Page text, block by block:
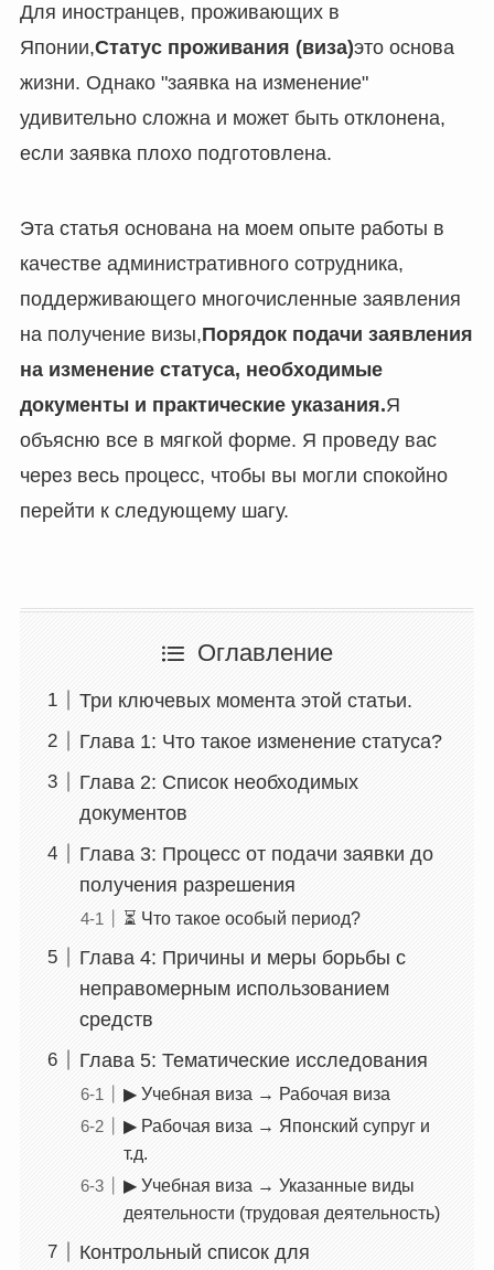
Для иностранцев, проживающих в
Японии,Статус проживания (виза)это основа
жизни. Однако "заявка на изменение"
удивительно сложна и может быть отклонена,
если заявка плохо подготовлена.
Эта статья основана на моем опыте работы в
качестве административного сотрудника,
поддерживающего многочисленные заявления
на получение визы,Порядок подачи заявления
на изменение статуса, необходимые
документы и практические указания.Я
объясню все в мягкой форме. Я проведу вас
через весь процесс, чтобы вы могли спокойно
перейти к следующему шагу.
Оглавление
Три ключевых момента этой статьи.
Глава 1: Что такое изменение статуса?
Глава 2: Список необходимых
документов
Глава 3: Процесс от подачи заявки до
получения разрешения
⏳ Что такое особый период?
Глава 4: Причины и меры борьбы с
неправомерным использованием
средств
Глава 5: Тематические исследования
▶︎ Учебная виза → Рабочая виза
▶︎ Рабочая виза → Японский супруг и
т.д.
▶︎ Учебная виза → Указанные виды
деятельности (трудовая деятельность)
Контрольный список для